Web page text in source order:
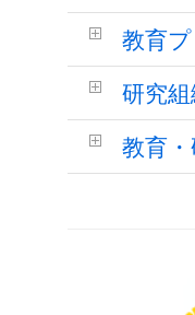
教育
研究
教育